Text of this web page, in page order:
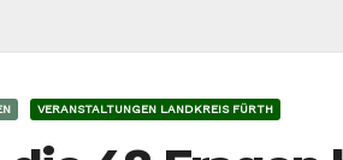
VERANSTALTUNGEN LANDKREIS FÜRTH